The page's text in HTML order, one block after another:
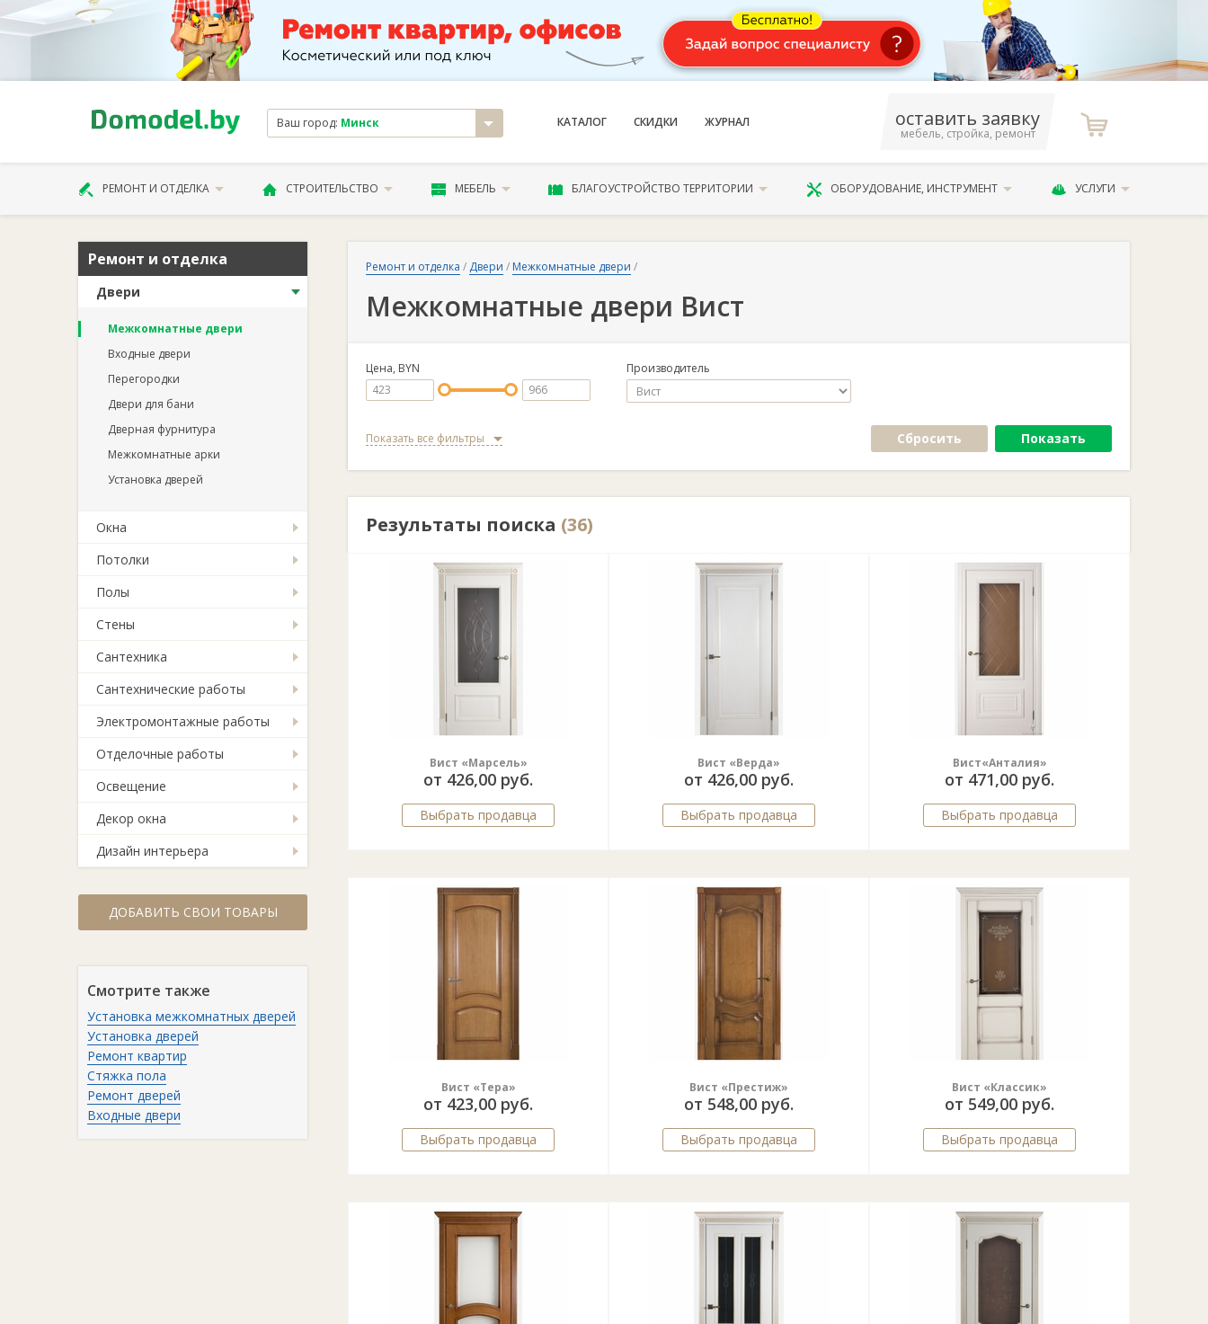
Ваш город: Минск КАТАЛОГ СКИДКИ ЖУРНАЛ оставить заявку
мебель, стройка, ремонт
РЕМОНТ И ОТДЕЛКА СТРОИТЕЛЬСТВО МЕБЕЛЬ БЛАГОУСТРОЙСТВО ТЕРРИТОРИИ ОБОРУДОВАНИЕ, ИНСТРУМЕНТ УСЛУГИ
Ремонт и отделка
Двери
Межкомнатные двери
Входные двери
Перегородки
Двери для бани
Дверная фурнитура
Межкомнатные арки
Установка дверей
Окна
Потолки
Полы
Стены
Сантехника
Сантехнические работы
Электромонтажные работы
Отделочные работы
Освещение
Декор окна
Дизайн интерьера
ДОБАВИТЬ СВОИ ТОВАРЫ
Смотрите также
Установка межкомнатных дверей
Установка дверей
Ремонт квартир
Стяжка пола
Ремонт дверей
Входные двери
Ремонт и отделка / Двери / Межкомнатные двери /
Межкомнатные двери Вист
Цена, BYN Производитель
Показать все фильтры Сбросить Показать
Результаты поиска (36)
Вист «Марсель»
от 426,00 руб.
Выбрать продавца
Вист «Верда»
от 426,00 руб.
Выбрать продавца
Вист«Анталия»
от 471,00 руб.
Выбрать продавца
Вист «Тера»
от 423,00 руб.
Выбрать продавца
Вист «Престиж»
от 548,00 руб.
Выбрать продавца
Вист «Классик»
от 549,00 руб.
Выбрать продавца